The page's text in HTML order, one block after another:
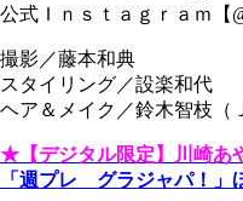
公式Ｉｎｓｔａｇｒａｍ【
撮影／藤本和典
スタイリング／設楽和代
ヘア＆メイク／鈴木智枝（
★【デジタル限定】川崎あ
「週プレ グラジャパ！」